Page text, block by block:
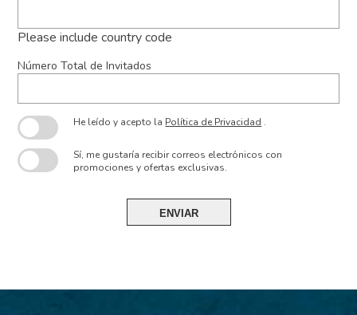
Please include country code
Número Total de Invitados
He leído y acepto la Política de Privacidad .
Sí, me gustaría recibir correos electrónicos con
promociones y ofertas exclusivas.
ENVIAR